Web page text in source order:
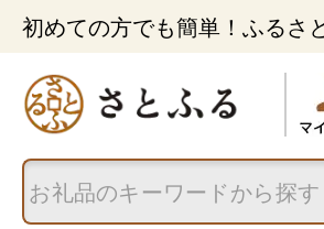
初めての方でも簡単！ふるさ